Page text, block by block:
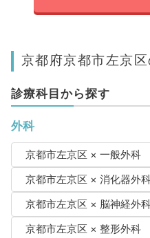
京都府京都市左京
診療科目から探す
外科
京都市左京区 × 一般外科
京都市左京区 × 消化器外
京都市左京区 × 脳神経外
京都市左京区 × 整形外科